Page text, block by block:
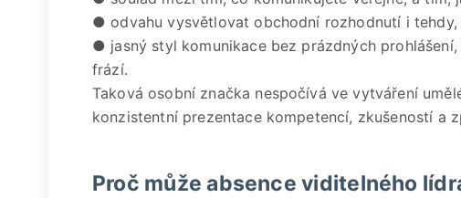
● odvahu vysvětlovat obchodní rozhodnutí i
● jasný styl komunikace bez prázdných
frází.
Taková osobní značka nespočívá ve vytváření
konzistentní prezentace kompetencí, zkušeností a
Proč může absence viditelného